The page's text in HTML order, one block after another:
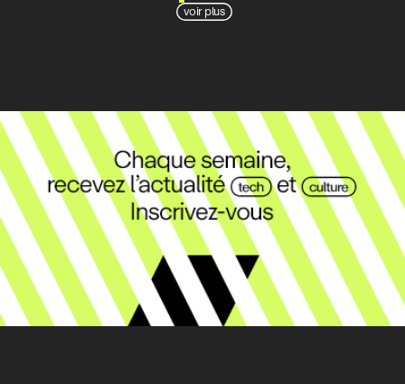
voir plus